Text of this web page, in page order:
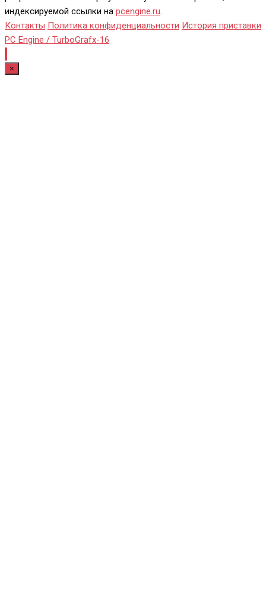
индексируемой ссылки на pcengine.ru.
Контакты Политика конфиденциальности История приставки
PC Engine / TurboGrafx-16
×